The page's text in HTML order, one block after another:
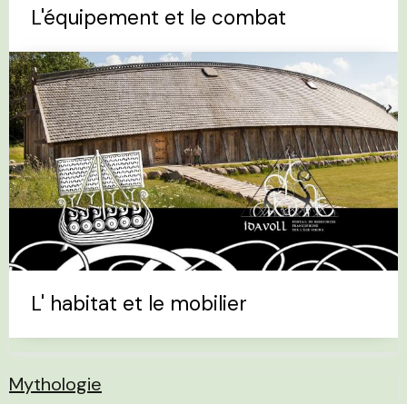
L'équipement et le combat
L' habitat et le mobilier
Mythologie